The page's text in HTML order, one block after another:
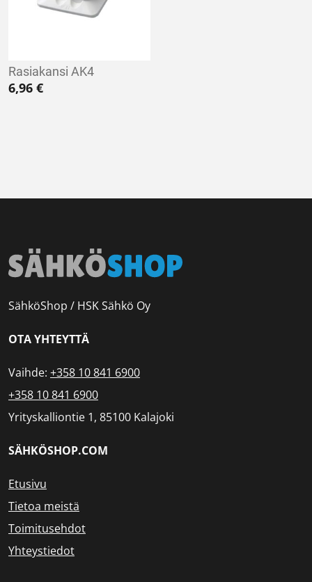
Rasiakansi AK4
6,96 €
SähköShop / HSK Sähkö Oy
OTA YHTEYTTÄ
Vaihde: +358 10 841 6900
+358 10 841 6900
Yrityskalliontie 1, 85100 Kalajoki
SÄHKÖSHOP.COM
Etusivu
Tietoa meistä
Toimitusehdot
Yhteystiedot